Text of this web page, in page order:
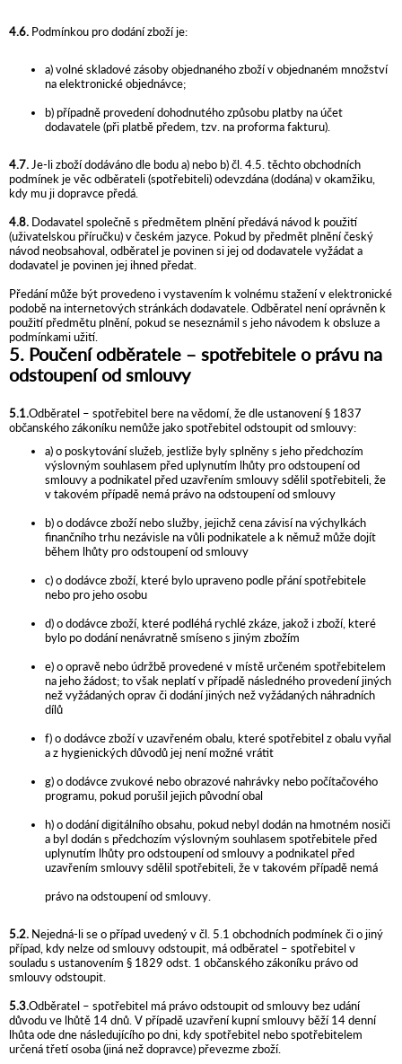
4.6. Podmínkou pro dodání zboží je:
a) volné skladové zásoby objednaného zboží v objednaném množství
na elektronické objednávce;
b) případně provedení dohodnutého způsobu platby na účet
dodavatele (při platbě předem, tzv. na proforma fakturu).
4.7. Je-li zboží dodáváno dle bodu a) nebo b) čl. 4.5. těchto obchodních
podmínek je věc odběrateli (spotřebiteli) odevzdána (dodána) v okamžiku,
kdy mu ji dopravce předá.
4.8. Dodavatel společně s předmětem plnění předává návod k použití
(uživatelskou příručku) v českém jazyce. Pokud by předmět plnění český
návod neobsahoval, odběratel je povinen si jej od dodavatele vyžádat a
dodavatel je povinen jej ihned předat.
Předání může být provedeno i vystavením k volnému stažení v elektronické
podobě na internetových stránkách dodavatele. Odběratel není oprávněn k
použití předmětu plnění, pokud se neseznámil s jeho návodem k obsluze a
podmínkami užití.
5. Poučení odběratele – spotřebitele o právu na
odstoupení od smlouvy
5.1.Odběratel – spotřebitel bere na vědomí, že dle ustanovení § 1837
občanského zákoníku nemůže jako spotřebitel odstoupit od smlouvy:
a) o poskytování služeb, jestliže byly splněny s jeho předchozím
výslovným souhlasem před uplynutím lhůty pro odstoupení od
smlouvy a podnikatel před uzavřením smlouvy sdělil spotřebiteli, že
v takovém případě nemá právo na odstoupení od smlouvy
b) o dodávce zboží nebo služby, jejichž cena závisí na výchylkách
finančního trhu nezávisle na vůli podnikatele a k němuž může dojít
během lhůty pro odstoupení od smlouvy
c) o dodávce zboží, které bylo upraveno podle přání spotřebitele
nebo pro jeho osobu
d) o dodávce zboží, které podléhá rychlé zkáze, jakož i zboží, které
bylo po dodání nenávratně smíseno s jiným zbožím
e) o opravě nebo údržbě provedené v místě určeném spotřebitelem
na jeho žádost; to však neplatí v případě následného provedení jiných
než vyžádaných oprav či dodání jiných než vyžádaných náhradních
dílů
f) o dodávce zboží v uzavřeném obalu, které spotřebitel z obalu vyňal
a z hygienických důvodů jej není možné vrátit
g) o dodávce zvukové nebo obrazové nahrávky nebo počítačového
programu, pokud porušil jejich původní obal
h) o dodání digitálního obsahu, pokud nebyl dodán na hmotném nosiči
a byl dodán s předchozím výslovným souhlasem spotřebitele před
uplynutím lhůty pro odstoupení od smlouvy a podnikatel před
uzavřením smlouvy sdělil spotřebiteli, že v takovém případě nemá
právo na odstoupení od smlouvy.
5.2. Nejedná-li se o případ uvedený v čl. 5.1 obchodních podmínek či o jiný
případ, kdy nelze od smlouvy odstoupit, má odběratel – spotřebitel v
souladu s ustanovením § 1829 odst. 1 občanského zákoníku právo od
smlouvy odstoupit.
5.3.Odběratel – spotřebitel má právo odstoupit od smlouvy bez udání
důvodu ve lhůtě 14 dnů. V případě uzavření kupní smlouvy běží 14 denní
lhůta ode dne následujícího po dni, kdy spotřebitel nebo spotřebitelem
určená třetí osoba (jiná než dopravce) převezme zboží.